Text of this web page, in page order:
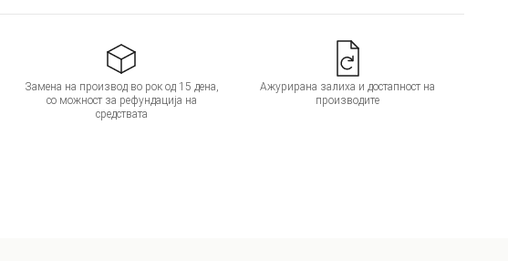
Замена на производ во рок од 15 дена,
со можност за рефундација на
средствата
Ажурирана залиха и достапност на
производите